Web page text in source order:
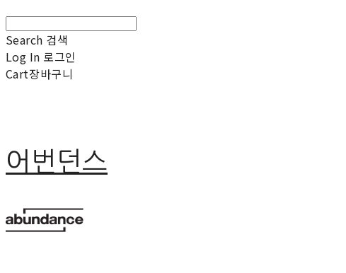
Search 검색
Log In 로그인
Cart장바구니
어번던스